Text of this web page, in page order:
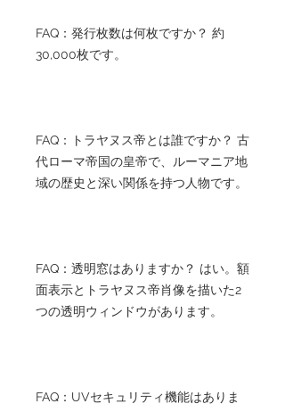
FAQ：発行枚数は何枚ですか？ 約
30,000枚です。
FAQ：トラヤヌス帝とは誰ですか？ 古
代ローマ帝国の皇帝で、ルーマニア地
域の歴史と深い関係を持つ人物です。
FAQ：透明窓はありますか？ はい。額
面表示とトラヤヌス帝肖像を描いた2
つの透明ウィンドウがあります。
FAQ：UVセキュリティ機能はありま